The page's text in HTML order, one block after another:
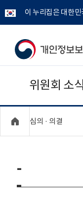
이 누리집은 대한
개
보
보
위
위원회 소식
심의 · 의결
-